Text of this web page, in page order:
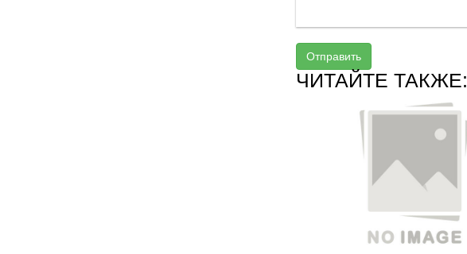
Отправить
ЧИТАЙТЕ ТАКЖЕ: